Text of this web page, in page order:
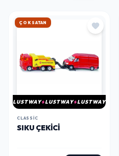
HIZLI KARGO
LUSTWAY LUSTWAY LUSTWAY
CLASSIC
SIKU ÇEKICI